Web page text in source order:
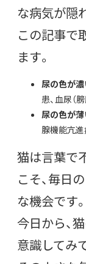
な病気が隠
この記事で
ます。
尿の色が
患、血尿（
尿の色が
腺機能亢進
猫は言葉で
こそ、毎日
な機会です。
今日から、
意識してみ